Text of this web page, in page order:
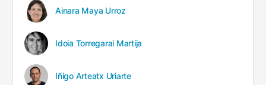
Ainara Maya Urroz
Idoia Torregarai Martija
Iñigo Arteatx Uriarte